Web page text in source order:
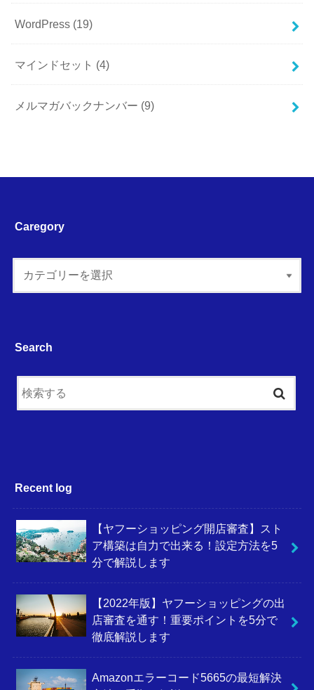
WordPress (19)
マインドセット (4)
メルマガバックナンバー (9)
Caregory
Search
Recent log
【ヤフーショッピング開店審査】スト
ア構築は自力で出来る！設定方法を5
分で解説します
【2022年版】ヤフーショッピングの出
店審査を通す！重要ポイントを5分で
徹底解説します
Amazonエラーコード5665の最短解決